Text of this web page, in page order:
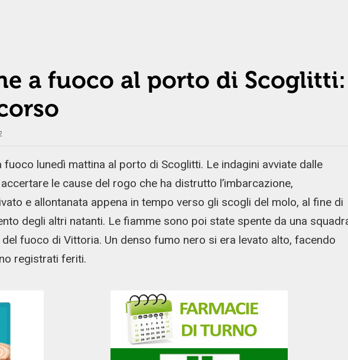
a fuoco al porto di Scoglitti:
fuoco lunedì mattina al porto di Scoglitti. Le indagini avviate dalle
le cause del rogo che ha distrutto l’imbarcazione,
e allontanata appena in tempo verso gli scogli del molo, al fine di
degli altri natanti. Le fiamme sono poi state spente da una
fuoco di Vittoria. Un denso fumo nero si era levato alto, facendo
registrati feriti.